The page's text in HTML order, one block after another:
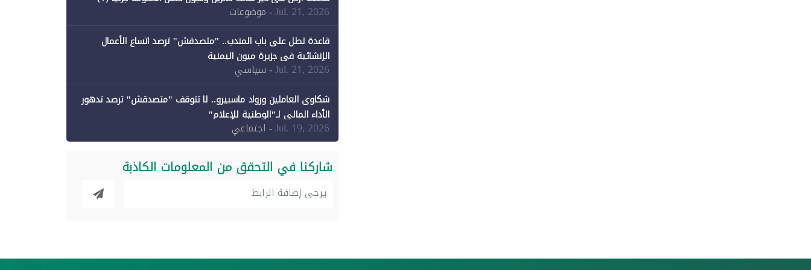
Jul. 21, 2026- موضوعات
قاعدة تطل على باب المندب.. "متصدقش" ترصد اتساع الأعمال
الإنشائية في جزيرة ميون اليمنية
Jul. 21, 2026- سياسي
شكاوى العاملين ورواد ماسبيرو.. لا تتوقف "متصدقش" ترصد تدهور
الأداء المالي لـ"الوطنية للإعلام"
Jul. 19, 2026- اجتماعي
شاركنا في التحقق من المعلومات الكاذبة